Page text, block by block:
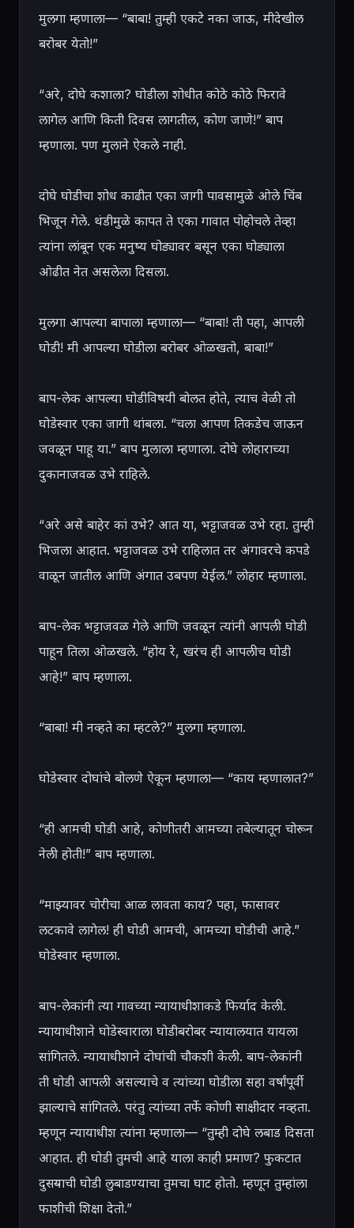
मुलगा म्हणाला— “बाबा! तुम्ही एकटे नका जाऊ, मीदेखील
बरोबर येतो!”
“अरे, दोघे कशाला? घोडीला शोधीत कोठे कोठे फिरावे
लागेल आणि किती दिवस लागतील, कोण जाणे!” बाप
म्हणाला. पण मुलाने ऐकले नाही.
दोघे घोडीचा शोध काढीत एका जागी पावसामुळे ओले चिंब
भिजून गेले. थंडीमुळे कापत ते एका गावात पोहोचले तेव्हा
त्यांना लांबून एक मनुष्य घोड्यावर बसून एका घोड्याला
ओढीत नेत असलेला दिसला.
मुलगा आपल्या बापाला म्हणाला— “बाबा! ती पहा, आपली
घोडी! मी आपल्या घोडीला बरोबर ओळखतो, बाबा!”
बाप-लेक आपल्या घोडीविषयी बोलत होते, त्याच वेळी तो
घोडेस्वार एका जागी थांबला. “चला आपण तिकडेच जाऊन
जवळून पाहू या.” बाप मुलाला म्हणाला. दोघे लोहाराच्या
दुकानाजवळ उभे राहिले.
“अरे असे बाहेर कां उभे? आत या, भट्टाजवळ उभे रहा. तुम्ही
भिजला आहात. भट्टाजवळ उभे राहिलात तर अंगावरचे कपडे
वाळून जातील आणि अंगात उबपण येईल.” लोहार म्हणाला.
बाप-लेक भट्टाजवळ गेले आणि जवळून त्यांनी आपली घोडी
पाहून तिला ओळखले. “होय रे, खरंच ही आपलीच घोडी
आहे!” बाप म्हणाला.
“बाबा! मी नव्हते का म्हटले?” मुलगा म्हणाला.
घोडेस्वार दोघांचे बोलणे ऐकून म्हणाला— “काय म्हणालात?”
“ही आमची घोडी आहे, कोणीतरी आमच्या तबेल्यातून चोरून
नेली होती!” बाप म्हणाला.
“माझ्यावर चोरीचा आळ लावता काय? पहा, फासावर
लटकावे लागेल! ही घोडी आमची, आमच्या घोडीची आहे.”
घोडेस्वार म्हणाला.
बाप-लेकांनी त्या गावच्या न्यायाधीशाकडे फिर्याद केली.
न्यायाधीशाने घोडेस्वाराला घोडीबरोबर न्यायालयात यायला
सांगितले. न्यायाधीशाने दोघांची चौकशी केली. बाप-लेकांनी
ती घोडी आपली असल्याचे व त्यांच्या घोडीला सहा वर्षांपूर्वी
झाल्याचे सांगितले. परंतु त्यांच्या तर्फे कोणी साक्षीदार नव्हता.
म्हणून न्यायाधीश त्यांना म्हणाला— “तुम्ही दोघे लबाड दिसता
आहात. ही घोडी तुमची आहे याला काही प्रमाण? फुकटात
दुसऱ्याची घोडी लुबाडण्याचा तुमचा घाट होतो. म्हणून तुम्हांला
फाशीची शिक्षा देतो.”